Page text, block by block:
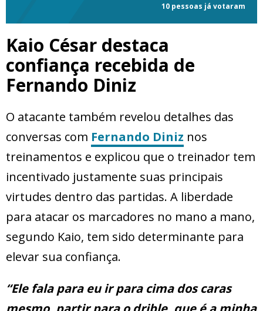
10 pessoas já votaram
Kaio César destaca
confiança recebida de
Fernando Diniz
O atacante também revelou detalhes das
conversas com Fernando Diniz nos
treinamentos e explicou que o treinador tem
incentivado justamente suas principais
virtudes dentro das partidas. A liberdade
para atacar os marcadores no mano a mano,
segundo Kaio, tem sido determinante para
elevar sua confiança.
“Ele fala para eu ir para cima dos caras